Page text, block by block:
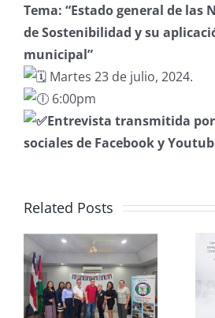
Tema: “Estado general de las
de Sostenibilidad y su
municipal”
Martes 23 de julio, 2024.
6:00pm
Entrevista transmitida
sociales de Facebook y
Related Posts
Club de